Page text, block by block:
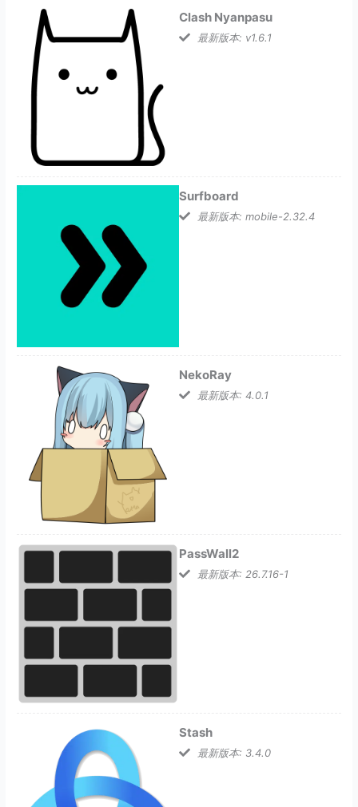
Clash Nyanpasu
最新版本: v1.6.1
Surfboard
最新版本: mobile-2.32.4
NekoRay
最新版本: 4.0.1
PassWall2
最新版本: 26.7.16-1
Stash
最新版本: 3.4.0